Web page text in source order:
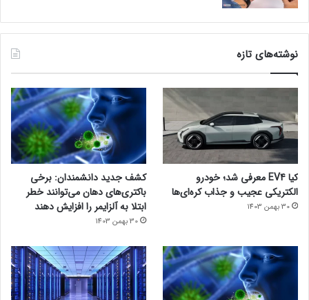
نوشته‌های تازه
کیا EV4 معرفی شد؛ خودرو
الکتریکی عجیب و جذاب کره‌ای‌ها
30 بهمن 1403
کشف جدید دانشمندان: برخی
باکتری‌های دهان می‌توانند خطر
ابتلا به آلزایمر را افزایش دهند
30 بهمن 1403